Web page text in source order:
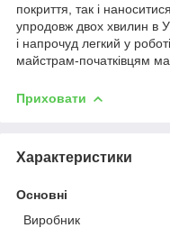
покриття, так і
упродовж двох хвилин в
і напрочуд легкий у
майстрам-початківцям
Приховати
Характеристики
Основні
Виробник